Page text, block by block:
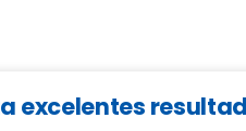
excelentes